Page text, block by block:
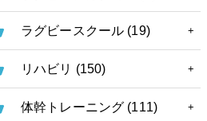
ラグビースクール (19)
リハビリ (150)
体幹トレーニング (111)